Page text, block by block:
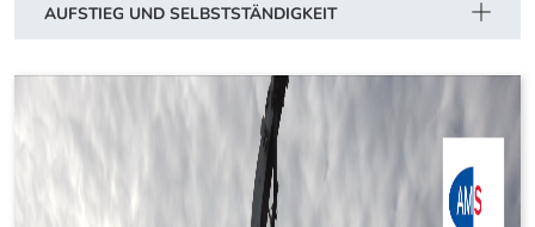
AUFSTIEG UND SELBSTSTÄNDIGKEIT